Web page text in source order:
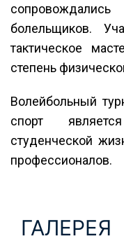
болельщиков.
тактическое
степень
Волейбольный
спорт
студенческой
профессионалов.
ГАЛЕРЕЯ